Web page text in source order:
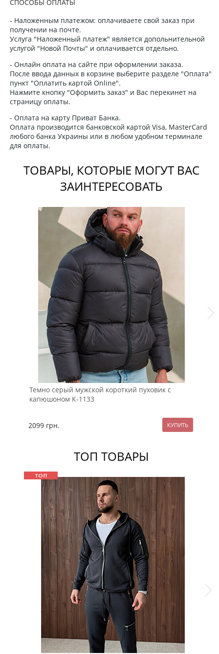
СПОСОБЫ ОПЛАТЫ
- Наложенным платежом: оплачиваете свой заказ при
получении на почте.
Услуга "Наложенный платеж" является допольнительной
услугой "Новой Почты" и оплачивается отдельно.
- Онлайн оплата на сайте при оформлении заказа.
После ввода данных в корзине выберите разделе "Оплата"
пункт "Оплатить картой Online".
Нажмите кнопку "Оформить заказ" и Вас перекинет на
страницу оплаты.
- Оплата на карту Приват Банка.
Оплата производится банковской картой Visa, MasterCard
любого банка Украины или в любом удобном терминале
для оплаты.
ТОВАРЫ, КОТОРЫЕ МОГУТ ВАС
ЗАИНТЕРЕСОВАТЬ
Темно серый мужской короткий пуховик с
капюшоном К-1133
2099 грн.
ТОП ТОВАРЫ